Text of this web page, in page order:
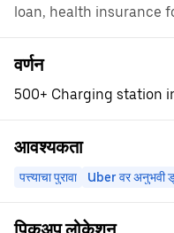
loan, health insurance
वर्णन
500+ Charging station
आवश्यकता
पत्त्याचा पुरावा Uber वर अनुभवी